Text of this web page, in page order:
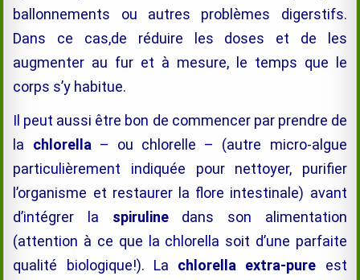
ballonnements ou autres problèmes digerstifs.
Dans ce cas,de réduire les doses et de les
augmenter au fur et à mesure, le temps que le
corps s’y habitue.
Il peut aussi être bon de commencer par prendre de
la chlorella– ou chlorelle – (autre micro-algue
particulièrement indiquée pour nettoyer, purifier
l’organisme et restaurer la flore intestinale) avant
d’intégrer la spirulinedans son alimentation
(attention à ce que la chlorella soit d’une parfaite
qualité biologique!). La chlorella extra-pure est